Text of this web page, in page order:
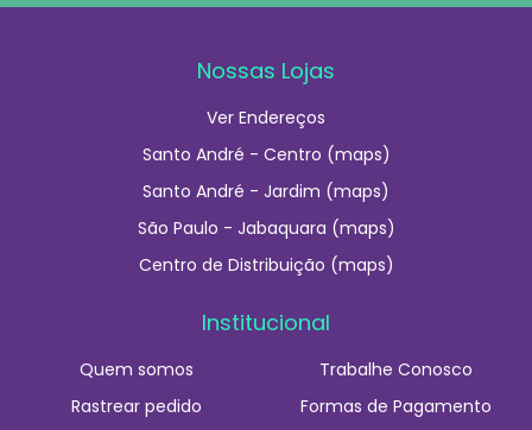
Nossas Lojas
Ver Endereços
Santo André - Centro (maps)
Santo André - Jardim (maps)
São Paulo - Jabaquara (maps)
Centro de Distribuição (maps)
Institucional
Quem somos
Rastrear pedido
Trabalhe Conosco
Formas de Pagamento